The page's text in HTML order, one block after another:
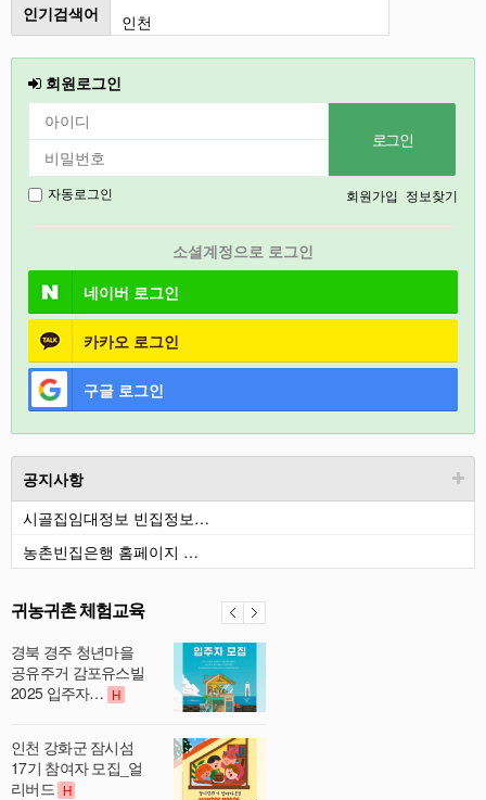
인기검색어
인천
강릉
2026
2027
철원
회원로그인
자동로그인 회원가입 정보찾기
소셜계정으로 로그인
네이버 로그인
카카오 로그인
구글 로그인
공지사항
시골집임대정보 빈집정보…
농촌빈집은행 홈페이지 …
귀농귀촌 체험교육
경북 경주 청년마을
공유주거 감포유스빌
2025 입주자… H
인천 강화군 잠시섬
17기 참여자 모집_얼
리버드
H